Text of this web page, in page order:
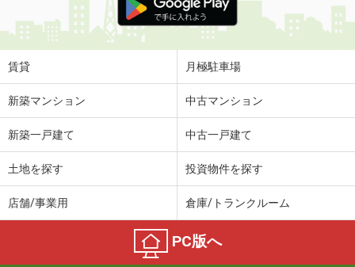
賃貸 月極駐車場
新築マンション 中古マンション
新築一戸建て 中古一戸建て
土地を探す 投資物件を探す
店舗/事業用 倉庫/トランクルーム
PC版へ